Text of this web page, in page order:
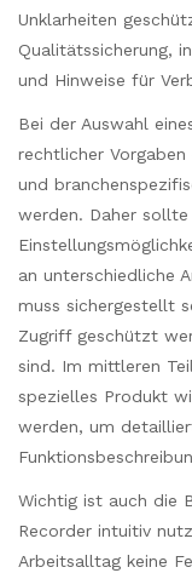
Unklarheiten
Qualitätssicherung,
und Hinweise für
Bei der Auswahl
rechtlicher
und
werden. Daher
an unterschiedliche
muss sichergestellt
Zugriff geschützt
sind. Im mittleren
spezielles Produkt
werden, um
Wichtig ist auch die
Recorder intuitiv
Arbeitsalltag keine